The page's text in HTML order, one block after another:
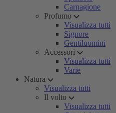
Carnagione
Profumo
Visualizza tutti
Signore
Gentiluomini
Accessori
Visualizza tutti
Varie
Natura
Visualizza tutti
Il volto
Visualizza tutti